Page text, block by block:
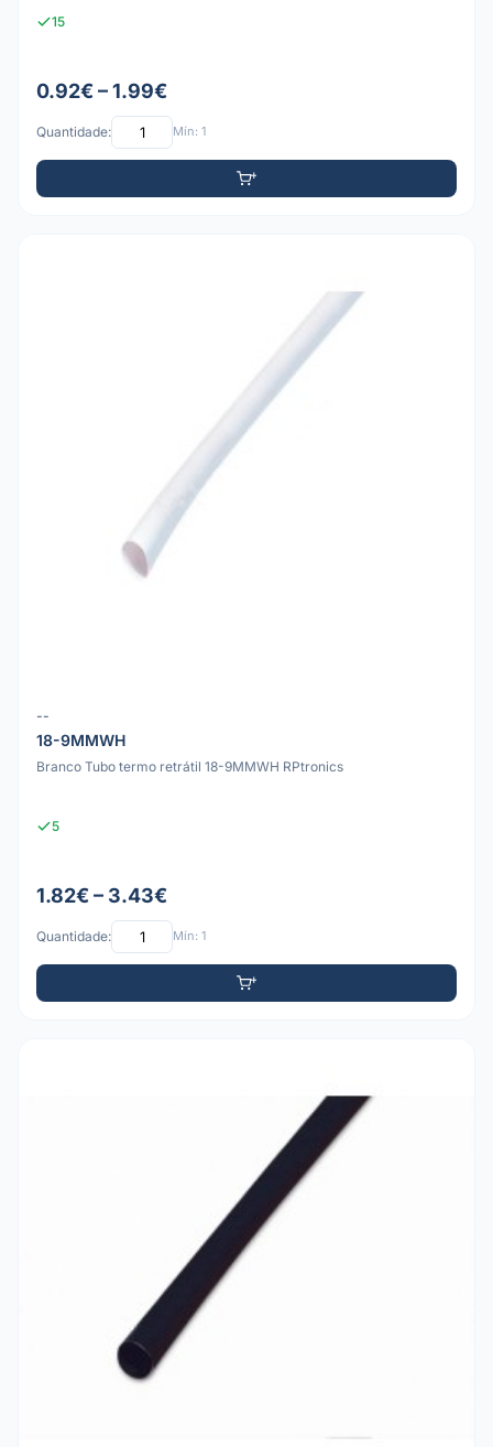
15
0.92€ – 1.99€
Quantidade: Mín: 1
--
18-9MMWH
Branco Tubo termo retrátil 18-9MMWH RPtronics
5
1.82€ – 3.43€
Quantidade: Mín: 1